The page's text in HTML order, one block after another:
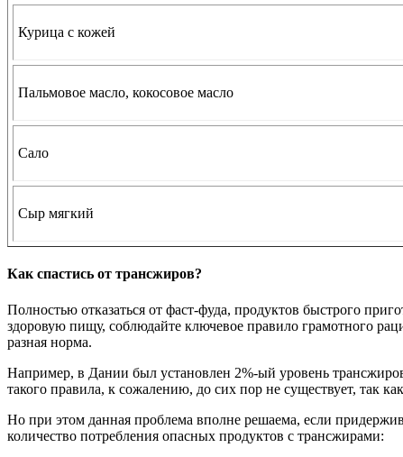
Курица с кожей
Пальмовое масло, кокосовое масло
Сало
Сыр мягкий
Как спастись от трансжиров?
Полностью отказаться от фаст-фуда, продуктов быстрого
здоровую пищу, соблюдайте ключевое правило грамотного
разная норма.
Например, в Дании был установлен 2%-ый уровень
такого правила, к сожалению, до сих пор не существует, так
Но при этом данная проблема вполне решаема, если
количество потребления опасных продуктов с трансжирами: